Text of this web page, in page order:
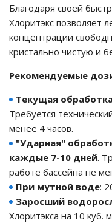
батареи
систем
ИБП
для газовых и
отопления
питания
Благодаря своей
Хлоритэкс позволяет
концентрации
кристально чистую и
Рекомендуемые
Текущая
Требуется
менее 4 часов.
"Ударная"
каждые 7-10 дней.
работе бассейна не
При мутной воде:
Заросший
Хлоритэкса на 10 куб.